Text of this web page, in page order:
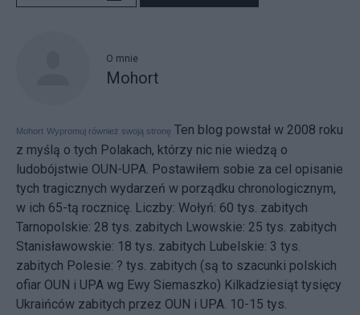
O mnie
Mohort
Mohort Wypromuj również swoją stronę Ten blog powstał w 2008 roku
z myślą o tych Polakach, którzy nic nie wiedzą o
ludobójstwie OUN-UPA. Postawiłem sobie za cel opisanie
tych tragicznych wydarzeń w porządku chronologicznym,
w ich 65-tą rocznicę. Liczby: Wołyń: 60 tys. zabitych
Tarnopolskie: 28 tys. zabitych Lwowskie: 25 tys. zabitych
Stanisławowskie: 18 tys. zabitych Lubelskie: 3 tys.
zabitych Polesie: ? tys. zabitych (są to szacunki polskich
ofiar OUN i UPA wg Ewy Siemaszko) Kilkadziesiąt tysięcy
Ukraińców zabitych przez OUN i UPA. 10-15 tys.